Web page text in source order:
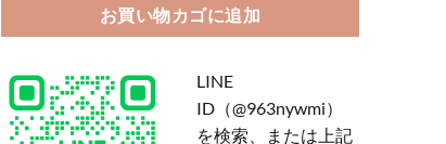
お買い物カゴに追加
LINE
ID（@963nywmi）
を検索、または上記